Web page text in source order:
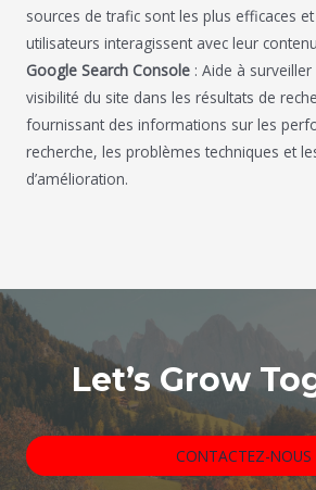
sources de trafic sont les plus efficaces
utilisateurs interagissent avec leur
Google Search Console : Aide à
visibilité du site dans les résultats de
fournissant des informations sur les
recherche, les problèmes techniques et
d’amélioration.
Let’s Grow
CONTACTEZ-NOUS